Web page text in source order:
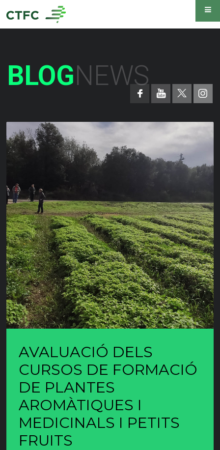
BLOGNEWS
AVALUACIÓ DELS
CURSOS DE FORMACIÓ
DE PLANTES
AROMÀTIQUES I
MEDICINALS I PETITS
FRUITS